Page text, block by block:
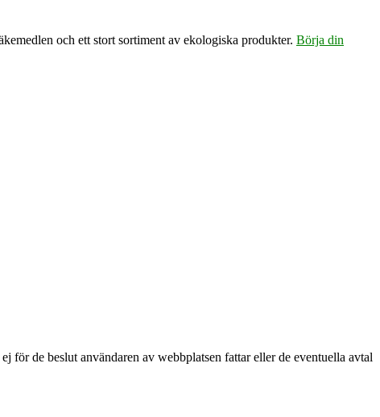
och ett stort sortiment av ekologiska produkter. Börja din
för de beslut användaren av webbplatsen fattar eller de eventuella avtal